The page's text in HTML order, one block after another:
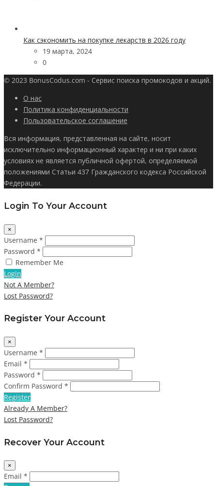
Как сэкономить на покупке лекарств в 2026 году
19 марта, 2024
0
© 2023 BonusCodus.com - Сервис поиска промокодов и акций.
О нас
Политика конфиденциальности
Пользовательское соглашение
Вся информация, представленная на сайте, носит
исключительно информационный характер и ни при каких
условиях не является публичной офертой, определяемой
положениями Статьи 437 Гражданского кодекса Российской
Федерации.
Login To Your Account
×
Username *
Password *
Remember Me
Login
Not A Member?
Lost Password?
Register Your Account
×
Username *
Email *
Password *
Confirm Password *
Register
Already A Member?
Lost Password?
Recover Your Account
×
Email *